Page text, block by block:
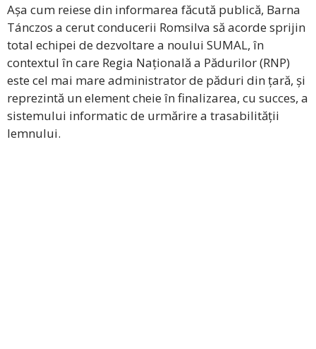
Așa cum reiese din informarea făcută publică, Barna
Tánczos a cerut conducerii Romsilva să acorde sprijin
total echipei de dezvoltare a noului SUMAL, în
contextul în care Regia Națională a Pădurilor (RNP)
este cel mai mare administrator de păduri din țară, și
reprezintă un element cheie în finalizarea, cu succes, a
sistemului informatic de urmărire a trasabilității
lemnului.